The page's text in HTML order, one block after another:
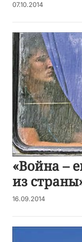
07.10.2014
«Война –
из
16.09.2014